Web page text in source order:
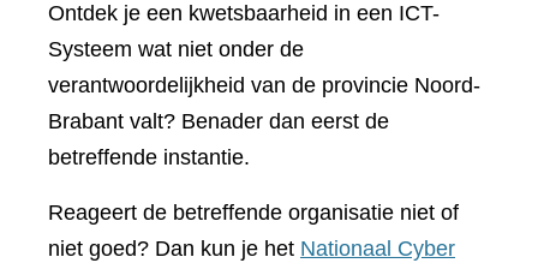
Ontdek je een kwetsbaarheid in een ICT-
Systeem wat niet onder de
verantwoordelijkheid van de provincie Noord-
Brabant valt? Benader dan eerst de
betreffende instantie.
Reageert de betreffende organisatie niet of
niet goed? Dan kun je het Nationaal Cyber